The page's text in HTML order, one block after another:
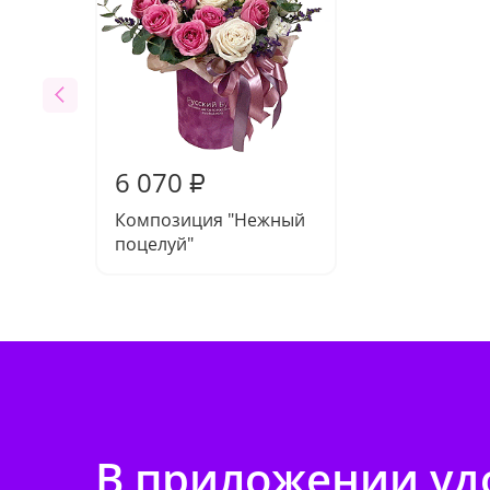
6 070 ₽
Композиция "Нежный
поцелуй"
В приложении